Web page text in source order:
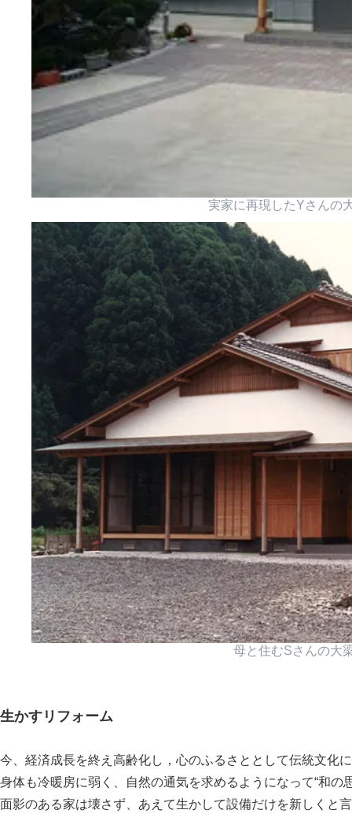
実家に再現したYさんの
母と住むSさんの大
生かすリフォーム
今、経済成長を終え高齢化し，心のふるさととして伝統文化
身体も冷暖房に弱く、自然の通気を求めるようになって“和
面影のある家は壊さず、あえて生かして設備だけを新しくと